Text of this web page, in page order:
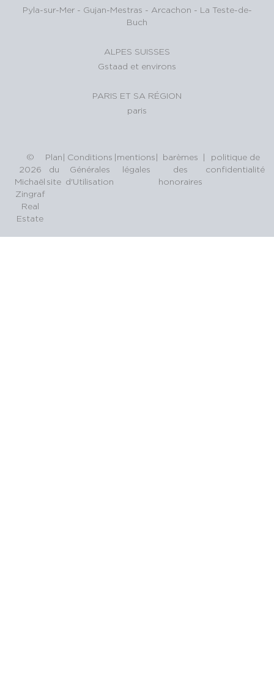
Pyla-sur-Mer - Gujan-Mestras - Arcachon - La Teste-de-
Buch
ALPES SUISSES
Gstaad et environs
PARIS ET SA RÉGION
paris
©
2026
Michaël
Zingraf
Real
Estate
Plan
du
site
| Conditions
Générales
d'Utilisation
| mentions
légales
|
barèmes
des
honoraires
|
politique de
confidentialité